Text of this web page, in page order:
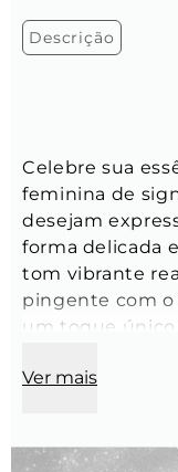
Descrição
Celebre sua
feminina de
desejam
forma delicada
tom vibrante
pingente com o
um toque único
Tamanho:
Cor: Vermelho
Ver mais